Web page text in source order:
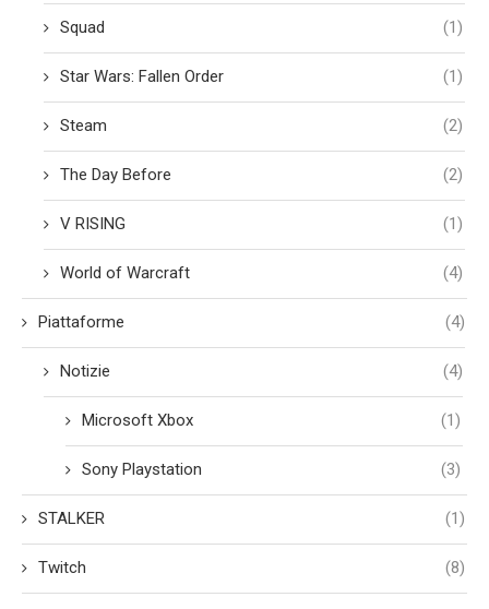
Squad (1)
Star Wars: Fallen Order (1)
Steam (2)
The Day Before (2)
V RISING (1)
World of Warcraft (4)
Piattaforme (4)
Notizie (4)
Microsoft Xbox (1)
Sony Playstation (3)
STALKER (1)
Twitch (8)